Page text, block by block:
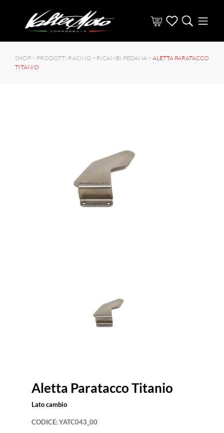
SHOP > PRODOTTI RACING > RICAMBI PEDANA > ALETTA PARATACCO
TITANIO
Aletta Paratacco Titanio
Lato cambio
CODICE:YATC043_00